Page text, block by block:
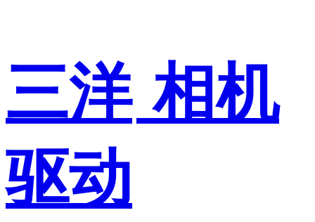
三洋 相机
驱动